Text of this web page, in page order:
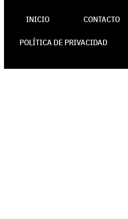
INICIO CONTACTO
POLÍTICA DE PRIVACIDAD